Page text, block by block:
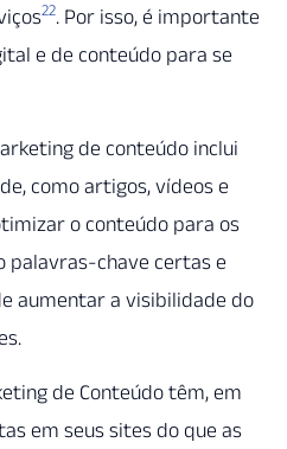
22. Por isso, é importante
e de conteúdo para se
de conteúdo inclui
como artigos, vídeos e
o conteúdo para os
palavras-chave certas e
aumentar a visibilidade do
de Conteúdo têm, em
em seus sites do que as